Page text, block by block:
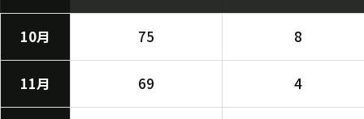
10月 75 8
11月 69 4